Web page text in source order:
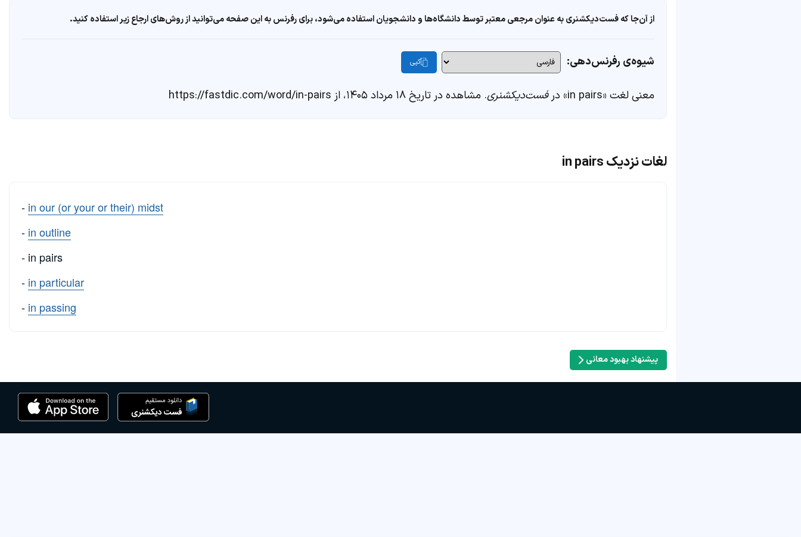
از آن‌جا که فست‌دیکشنری به عنوان مرجعی معتبر توسط دانشگاه‌ها و دانشجویان استفاده می‌شود، برای رفرنس به این صفحه می‌توانید از روش‌های ارجاع زیر استفاده کنید.
شیوه‌ی رفرنس‌دهی: کپی
معنی لغت «in pairs» در فست‌دیکشنری. مشاهده در تاریخ ۱۸ مرداد ۱۴۰۵، از https://fastdic.com/word/in-pairs
لغات نزدیک in pairs
- in our (or your or their) midst
- in outline
- in pairs
- in particular
- in passing
پیشنهاد بهبود معانی